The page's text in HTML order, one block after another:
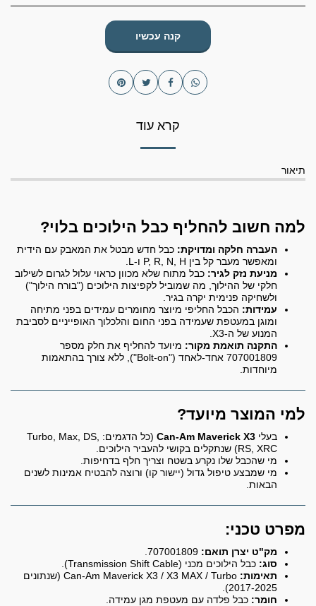
קנה עכשיו
קרא עוד
תיאור
למה חשוב להחליף כבל הילוכים בלוי?
העברה חלקה ומדויקת:כבל חדש מבטל את המאבק עם הידית
ומאפשר מעבר קל בין P, R, N, H ו-L.
מניעת נזק לגיר:כבל מתוח שלא מכוון כראוי עלול לגרום לשילוב
חלקי של ההילוך, מה שמוביל לקפיצות הילוכים ("בורח הילוך")
ולשחיקה פנימית יקרה בגיר.
עמידות:הכבל החליפי מיוצר מחומרים עמידים בפני מתיחה
ומוגן במעטפת שעמידה בפני החום והלכלוך האופייניים לסביבת
המנוע של ה-X3.
התקנה תואמת מקור:מיועד להחליף את חלק מספר
707001809 אחד-לאחד ("Bolt-on"), ללא צורך בהתאמות
מיוחדות.
למי המוצר מיועד?
בעליCan-Am Maverick X3
(כל הדגמים: Turbo, Max, DS,
RS, XRC) שנתקלים בקושי להעביר הילוכים.
מי שהכבל שלו נקרע בשטח וצריך חלף בדחיפות.
מי שמבצע טיפול גדול (יישור קו) ורוצה להבטיח אמינות לשנים
הבאות.
מפרט טכני:
מק"ט יצרן תואם:707001809.
סוג:כבל הילוכים מכני (Transmission Shift Cable).
תאימות:
Can-Am Maverick X3 / X3 MAX / Turbo (שנתונים
2017-2025).
חומר:כבל פלדה עם מעטפת מגן עמידה.